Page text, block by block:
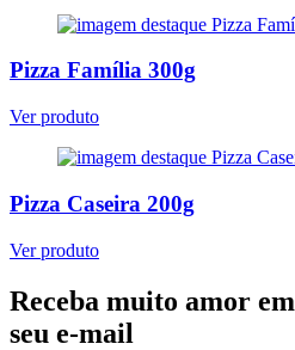
Pizza Família 300g
Ver produto
Pizza Caseira 200g
Ver produto
Receba muito amor em
seu e-mail